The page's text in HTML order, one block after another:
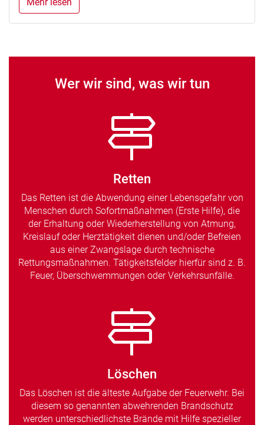
Wer wir sind, was wir tun
Retten
Das Retten ist die Abwendung einer Lebensgefahr von
Menschen durch Sofortmaßnahmen (Erste Hilfe), die
der Erhaltung oder Wiederherstellung von Atmung,
Kreislauf oder Herztätigkeit dienen und/oder Befreien
aus einer Zwangslage durch technische
Rettungsmaßnahmen. Tätigkeitsfelder hierfür sind z. B.
Feuer, Überschwemmungen oder Verkehrsunfälle.
Löschen
Das Löschen ist die älteste Aufgabe der Feuerwehr. Bei
diesem so genannten abwehrenden Brandschutz
werden unterschiedlichste Brände mit Hilfe spezieller